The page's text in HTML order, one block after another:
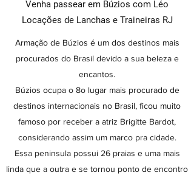
Venha passear em Búzios com Léo
Locações de Lanchas e Traineiras RJ
Armação de Búzios é um dos destinos mais
procurados do Brasil devido a sua beleza e
encantos.
Búzios ocupa o 8o lugar mais procurado de
destinos internacionais no Brasil, ficou muito
famoso por receber a atriz Brigitte Bardot,
considerando assim um marco pra cidade.
Essa peninsula possui 26 praias e uma mais
linda que a outra e se tornou ponto de encontro